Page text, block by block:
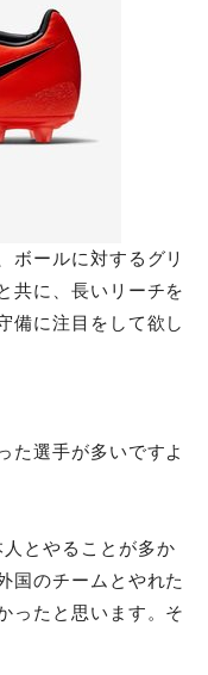
ボールに対するグリ
共に、長いリーチを
備に注目をして欲し
た選手が多いですよ
とやることが多か
国のチームとやれた
ったと思います。そ